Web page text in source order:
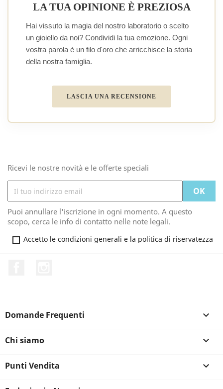
LA TUA OPINIONE È PREZIOSA
Hai vissuto la magia del nostro laboratorio o scelto
un gioiello da noi? Condividi la tua emozione. Ogni
vostra parola è un filo d'oro che arricchisce la storia
della nostra famiglia.
LASCIA UNA RECENSIONE
Ricevi le nostre novità e le offerte speciali
Puoi annullare l'iscrizione in ogni momento. A questo
scopo, cerca le info di contatto nelle note legali.
Accetto le condizioni generali e la politica di riservatezza
Domande Frequenti 
Chi siamo 
Punti Vendita 
You need to be logged in to save products in your
wish list.